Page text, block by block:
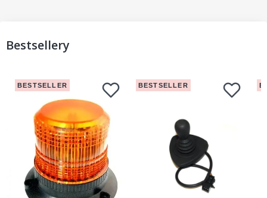
Bestsellery
BESTSELLER BESTSELLER